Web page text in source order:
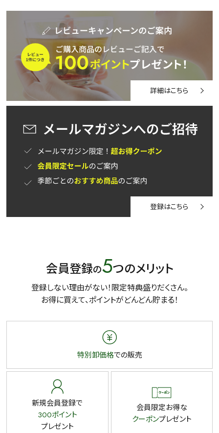
詳細はこちら
登録はこちら
会員登録の5つのメリット
登録しない理由がない！限定特典盛りだくさん。
お得に買えて、ポイントがどんどん貯まる！
特別卸価格での販売
新規会員登録で
300ポイント
プレゼント
会員限定お得な
クーポンプレゼント